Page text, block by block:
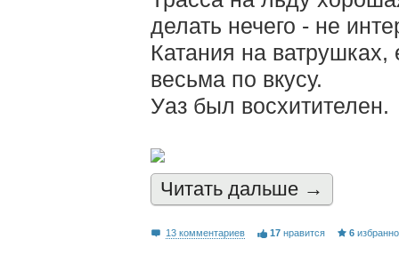
делать нечего - не
Катания на
весьма по вкусу.
Уаз был восхитителен.
Читать дальшe →
13 комментариев 17 нравится 6